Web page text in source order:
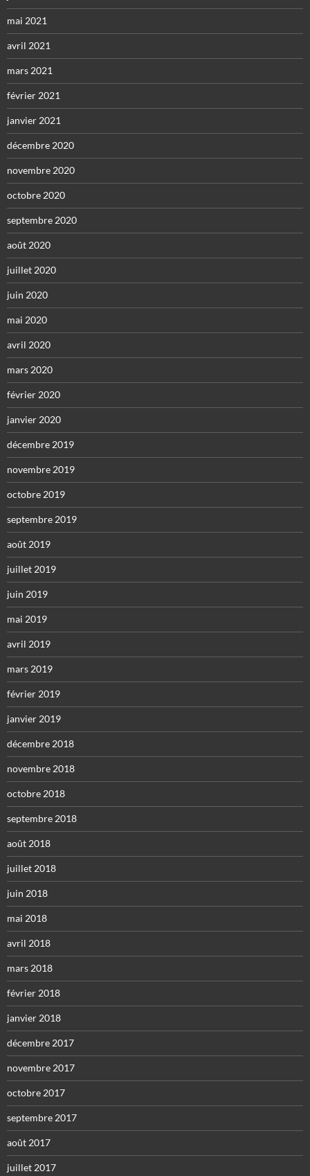
mai 2021
avril 2021
mars 2021
février 2021
janvier 2021
décembre 2020
novembre 2020
octobre 2020
septembre 2020
août 2020
juillet 2020
juin 2020
mai 2020
avril 2020
mars 2020
février 2020
janvier 2020
décembre 2019
novembre 2019
octobre 2019
septembre 2019
août 2019
juillet 2019
juin 2019
mai 2019
avril 2019
mars 2019
février 2019
janvier 2019
décembre 2018
novembre 2018
octobre 2018
septembre 2018
août 2018
juillet 2018
juin 2018
mai 2018
avril 2018
mars 2018
février 2018
janvier 2018
décembre 2017
novembre 2017
octobre 2017
septembre 2017
août 2017
juillet 2017